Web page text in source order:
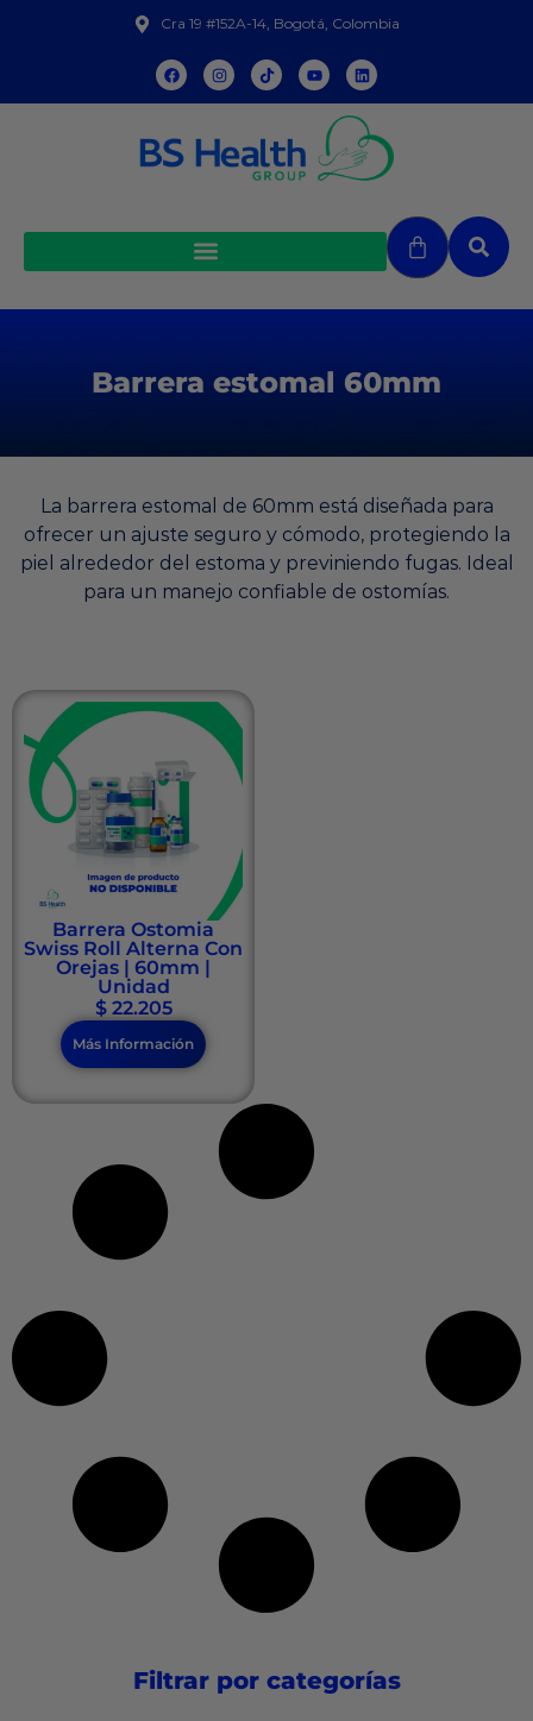
Cra 19 #152A-14, Bogotá, Colombia
Barrera estomal 60mm
La barrera estomal de 60mm está diseñada para
ofrecer un ajuste seguro y cómodo, protegiendo la
piel alrededor del estoma y previniendo fugas. Ideal
para un manejo confiable de ostomías.
Barrera Ostomia
Swiss Roll Alterna Con
Orejas | 60mm |
Unidad
$22.205
Más Información
Filtrar por categorías